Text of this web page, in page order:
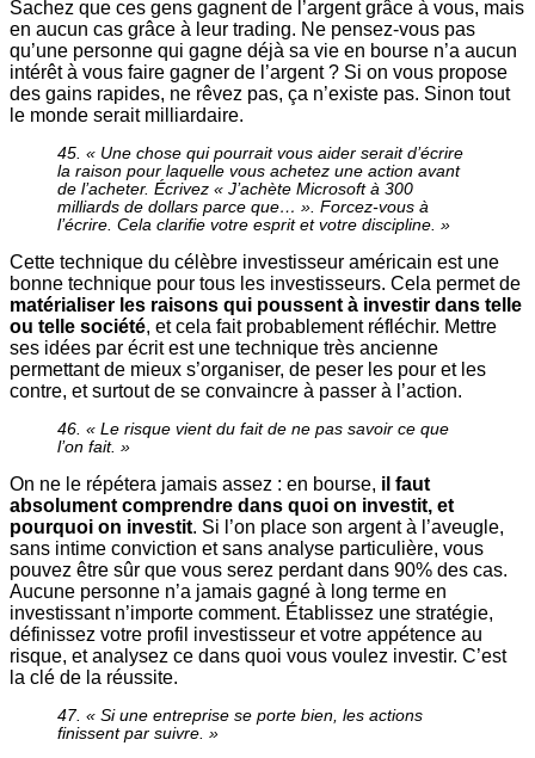
Sachez que ces gens gagnent de l’argent grâce à vous, mais
en aucun cas grâce à leur trading. Ne pensez-vous pas
qu’une personne qui gagne déjà sa vie en bourse n’a aucun
intérêt à vous faire gagner de l’argent ? Si on vous propose
des gains rapides, ne rêvez pas, ça n’existe pas. Sinon tout
le monde serait milliardaire.
45. « Une chose qui pourrait vous aider serait d’écrire
la raison pour laquelle vous achetez une action avant
de l’acheter. Écrivez « J’achète Microsoft à 300
milliards de dollars parce que… ». Forcez-vous à
l’écrire. Cela clarifie votre esprit et votre discipline. »
Cette technique du célèbre investisseur américain est une
bonne technique pour tous les investisseurs. Cela permet de
matérialiser les raisons qui poussent à investir dans telle
ou telle société, et cela fait probablement réfléchir. Mettre
ses idées par écrit est une technique très ancienne
permettant de mieux s’organiser, de peser les pour et les
contre, et surtout de se convaincre à passer à l’action.
46. « Le risque vient du fait de ne pas savoir ce que
l’on fait. »
On ne le répétera jamais assez : en bourse, il faut
absolument comprendre dans quoi on investit, et
pourquoi on investit. Si l’on place son argent à l’aveugle,
sans intime conviction et sans analyse particulière, vous
pouvez être sûr que vous serez perdant dans 90% des cas.
Aucune personne n’a jamais gagné à long terme en
investissant n’importe comment. Établissez une stratégie,
définissez votre profil investisseur et votre appétence au
risque, et analysez ce dans quoi vous voulez investir. C’est
la clé de la réussite.
47. « Si une entreprise se porte bien, les actions
finissent par suivre. »